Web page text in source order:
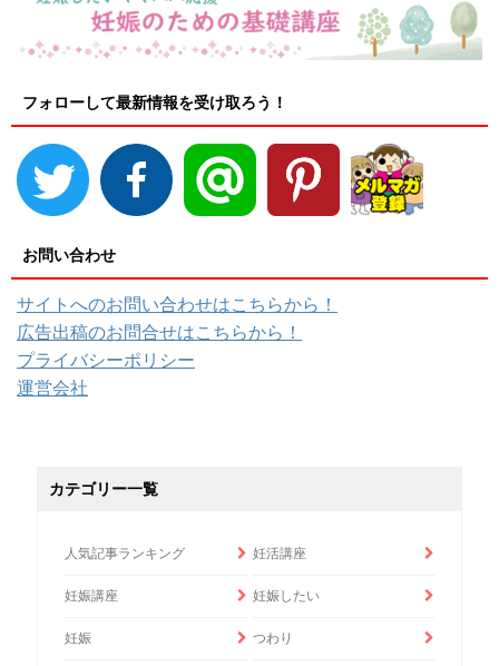
フォローして最新情報を受け取ろう！
お問い合わせ
サイトへのお問い合わせはこちらから！
広告出稿のお問合せはこちらから！
プライバシーポリシー
運営会社
カテゴリー一覧
人気記事ランキング 妊活講座
妊娠講座 妊娠したい
妊娠 つわり